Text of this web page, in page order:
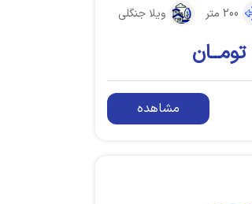
200 متر ویلا جنگلی
مشاهده